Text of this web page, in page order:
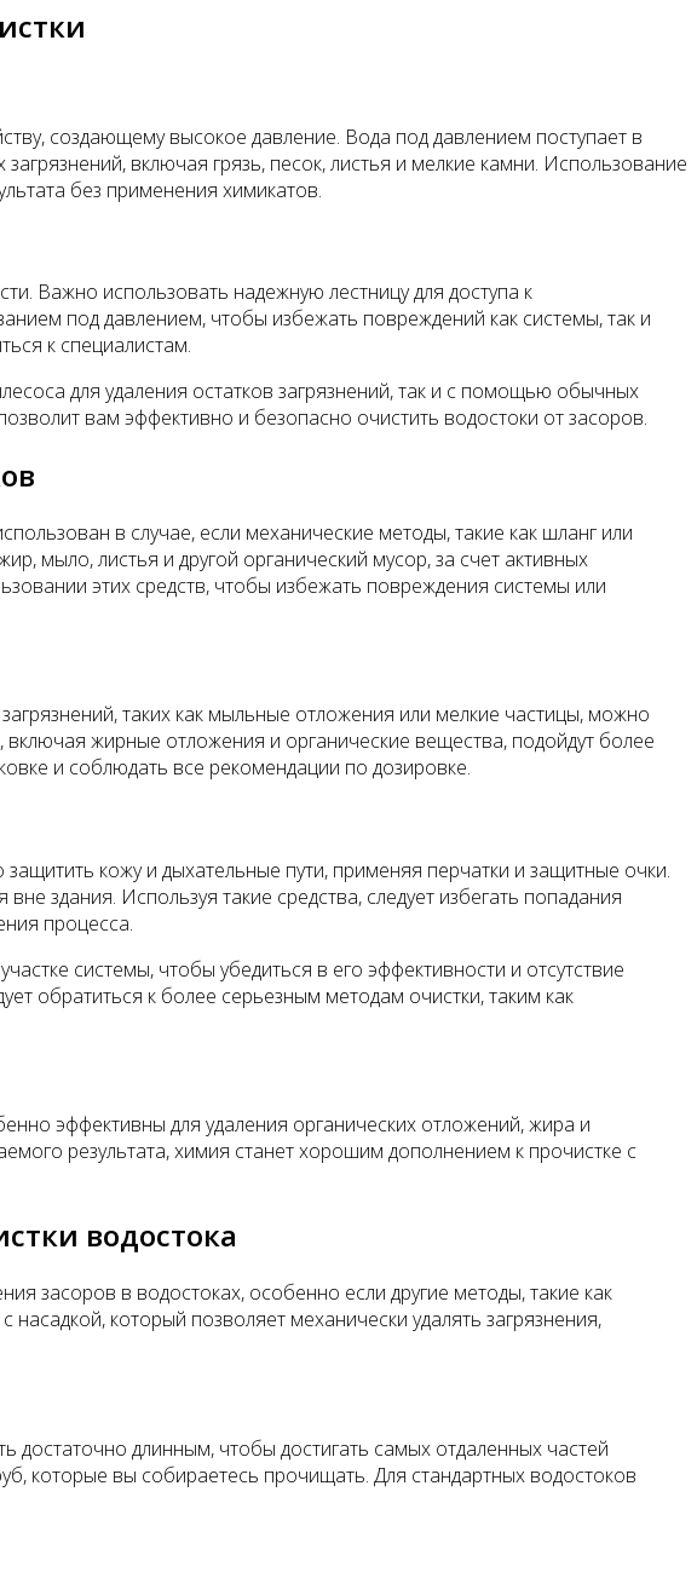
создающему высокое давление. Вода под давлением поступает в
включая грязь, песок, листья и мелкие камни. Использование
без применения химикатов.
Важно использовать надежную лестницу для доступа к
под давлением, чтобы избежать повреждений как системы, так и
к специалистам.
для удаления остатков загрязнений, так и с помощью обычных
вам эффективно и безопасно очистить водостоки от засоров.
в случае, если механические методы, такие как шланг или
мыло, листья и другой органический мусор, за счет активных
этих средств, чтобы избежать повреждения системы или
таких как мыльные отложения или мелкие частицы, можно
жирные отложения и органические вещества, подойдут более
и соблюдать все рекомендации по дозировке.
кожу и дыхательные пути, применяя перчатки и защитные очки.
здания. Используя такие средства, следует избегать попадания
процесса.
системы, чтобы убедиться в его эффективности и отсутствие
обратиться к более серьезным методам очистки, таким как
эффективны для удаления органических отложений, жира и
результата, химия станет хорошим дополнением к прочистке с
водостока
засоров в водостоках, особенно если другие методы, такие как
насадкой, который позволяет механически удалять загрязнения,
достаточно длинным, чтобы достигать самых отдаленных частей
которые вы собираетесь прочищать. Для стандартных водостоков